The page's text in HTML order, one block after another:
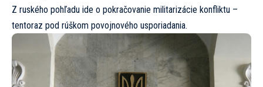
Z ruského pohľadu ide o pokračovanie militarizácie konfliktu –
tentoraz pod rúškom povojnového usporiadania.